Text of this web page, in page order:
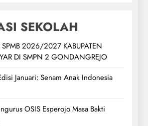
SEKOLAH
SPMB 2026/2027 KABUPATEN
DI SMPN 2 GONDANGREJO
Januari: Senam Anak Indonesia
OSIS Esperojo Masa Bakti